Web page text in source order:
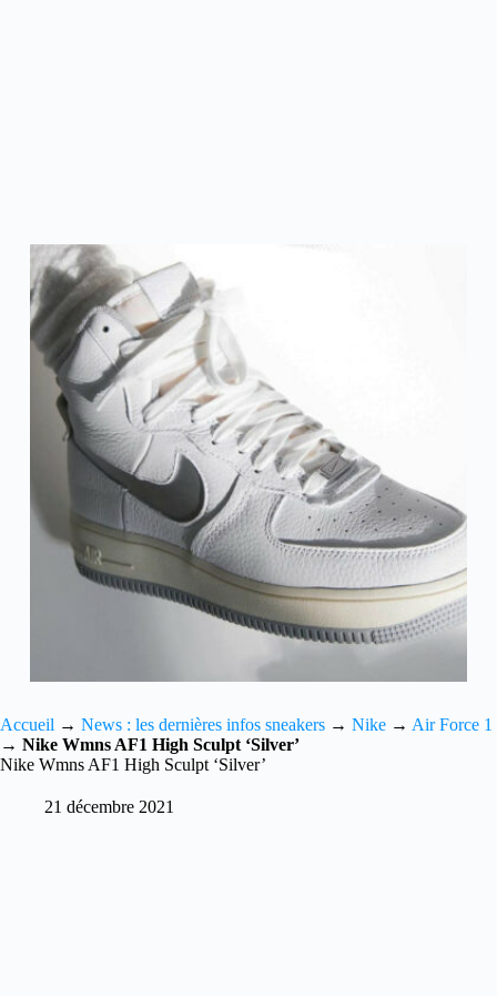
Accueil → News : les dernières infos sneakers → Nike → Air Force 1
→ Nike Wmns AF1 High Sculpt ‘Silver’
Nike Wmns AF1 High Sculpt ‘Silver’
21 décembre 2021